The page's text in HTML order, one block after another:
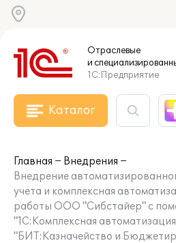
Отраслевые
и
1С:Предприятие
Каталог
Главная
Внедрения
Внедрение
учета и комплексная
работы ООО "Сибстайер" с
"1С:Комплексная
"БИТ:Казначейство и